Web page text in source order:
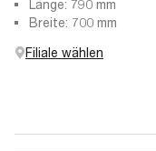
Länge: 790 mm
Breite: 700 mm
Filiale wählen